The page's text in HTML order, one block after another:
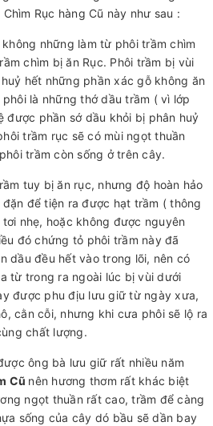
Rục hàng Cũ này như sau :
những làm từ phôi trầm chìm
chìm bị ăn Rục. Phôi trầm bị vùi
hết những phần xác gỗ không ăn
là những thớ dầu trầm ( vì lớp
được phần sớ dầu khỏi bị phân huỷ
trầm rục sẽ có mùi ngọt thuần
trầm còn sống ở trên cây.
tuy bị ăn rục, nhưng độ hoàn hảo
để tiện ra được hạt trầm ( thông
nhẹ, hoặc không được nguyên
đó chứng tỏ phôi trầm này đã
dầu đều hết vào trong lõi, nên có
từ trong ra ngoài lúc bị vùi dưới
được phu địu lưu giữ từ ngày xưa,
cằn cỗi, nhưng khi cưa phôi sẽ lộ ra
chất lượng.
ông bà lưu giữ rất nhiều năm
Cũ nên hương thơm rất khác biệt
ngọt thuần rất cao, trầm để càng
sống của cây dó bầu sẽ dần bay